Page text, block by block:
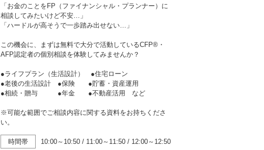
「お金のことをFP（ファイナンシャル・プランナー）に
相談してみたいけど不安…」
「ハードルが高そうで一歩踏み出せない…」
この機会に、まずは無料で大分で活動しているCFP®・
AFP認定者の個別相談を体験してみませんか？
●ライフプラン（生活設計） ●住宅ローン
●老後の生活設計 ●保険 ●貯蓄・資産運用
●相続・贈与 ●年金 ●不動産活用 など
※可能な範囲でご相談内容に関する資料をお持ちくださ
い。
時間帯 10:00～10:50 / 11:00～11:50 / 12:00～12:50